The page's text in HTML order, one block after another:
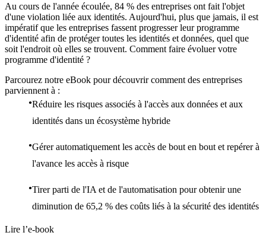
Au cours de l'année écoulée, 84 % des entreprises ont fait l'objet
d'une violation liée aux identités. Aujourd'hui, plus que jamais, il est
impératif que les entreprises fassent progresser leur programme
d'identité afin de protéger toutes les identités et données, quel que
soit l'endroit où elles se trouvent. Comment faire évoluer votre
programme d'identité ?
Parcourez notre eBook pour découvrir comment des entreprises
parviennent à :
Réduire les risques associés à l'accès aux données et aux
identités dans un écosystème hybride
Gérer automatiquement les accès de bout en bout et repérer à
l'avance les accès à risque
Tirer parti de l'IA et de l'automatisation pour obtenir une
diminution de 65,2 % des coûts liés à la sécurité des identités
Lire l’e-book